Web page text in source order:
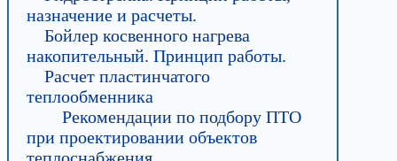
назначение и расчеты.
Бойлер косвенного нагрева
накопительный. Принцип работы.
Расчет пластинчатого
теплообменника
Рекомендации по подбору ПТО
при проектировании объектов